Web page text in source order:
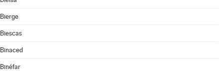
Bierge
Biescas
Binaced
Binéfar